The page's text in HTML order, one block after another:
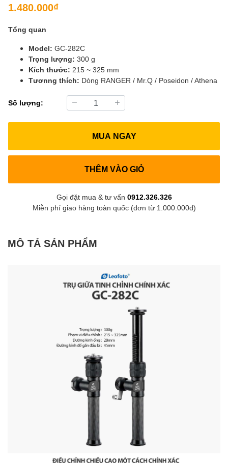
1.480.000₫
Tổng quan
Model: GC-282C
Trọng lượng: 300 g
Kích thước: 215 ~ 325 mm
Tươnng thích: Dòng RANGER / Mr.Q / Poseidon / Athena
Số lượng:
MUA NGAY
THÊM VÀO GIỎ
Gọi đặt mua & tư vấn 0912.326.326
Miễn phí giao hàng toàn quốc (đơn từ 1.000.000đ)
MÔ TẢ SẢN PHẨM